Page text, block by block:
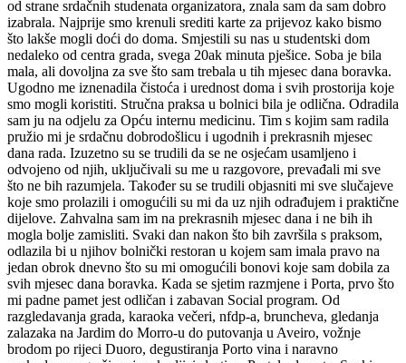
od strane srdačnih studenata organizatora, znala sam da sam dobro
izabrala. Najprije smo krenuli srediti karte za prijevoz kako bismo
što lakše mogli doći do doma. Smjestili su nas u studentski dom
nedaleko od centra grada, svega 20ak minuta pješice. Soba je bila
mala, ali dovoljna za sve što sam trebala u tih mjesec dana boravka.
Ugodno me iznenadila čistoća i urednost doma i svih prostorija koje
smo mogli koristiti. Stručna praksa u bolnici bila je odlična. Odradila
sam ju na odjelu za Opću internu medicinu. Tim s kojim sam radila
pružio mi je srdačnu dobrodošlicu i ugodnih i prekrasnih mjesec
dana rada. Izuzetno su se trudili da se ne osjećam usamljeno i
odvojeno od njih, uključivali su me u razgovore, prevađali mi sve
što ne bih razumjela. Također su se trudili objasniti mi sve slučajeve
koje smo prolazili i omogućili su mi da uz njih odrađujem i praktične
dijelove. Zahvalna sam im na prekrasnih mjesec dana i ne bih ih
mogla bolje zamisliti. Svaki dan nakon što bih završila s praksom,
odlazila bi u njihov bolnički restoran u kojem sam imala pravo na
jedan obrok dnevno što su mi omogućili bonovi koje sam dobila za
svih mjesec dana boravka. Kada se sjetim razmjene i Porta, prvo što
mi padne pamet jest odličan i zabavan Social program. Od
razgledavanja grada, karaoka večeri, nfdp-a, bruncheva, gledanja
zalazaka na Jardim do Morro-u do putovanja u Aveiro, vožnje
brodom po rijeci Duoro, degustiranja Porto vina i naravno